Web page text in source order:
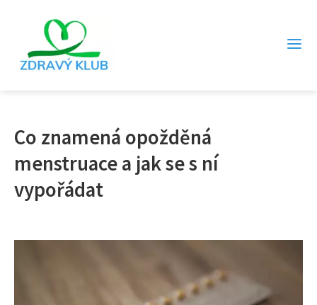
Co znamená opožděná
menstruace a jak se s ní
vypořádat